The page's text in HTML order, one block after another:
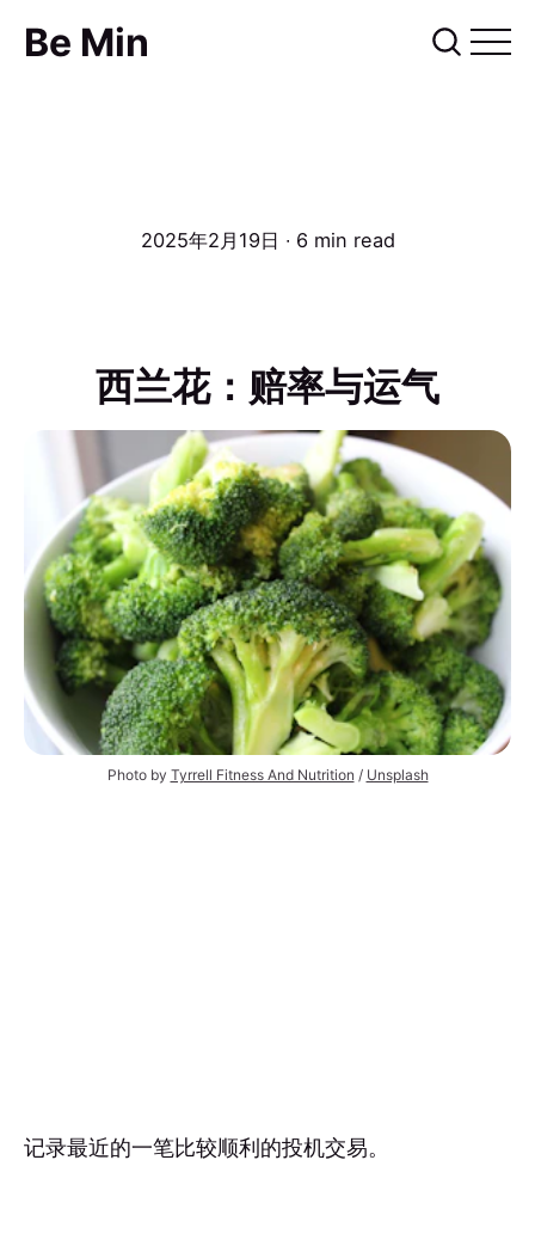
Be Min
2025年2月19日 ∙ 6 min read
西兰花：赔率与运气
Photo by Tyrrell Fitness And Nutrition / Unsplash
记录最近的一笔比较顺利的投机交易。